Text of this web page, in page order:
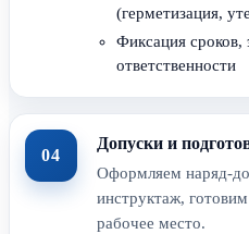
(герметизация,
Фиксация сроков,
ответственности
04
Допуски и
Оформляем наряд-
инструктаж,
рабочее место.